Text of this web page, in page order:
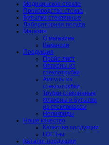
Медицинское стекло
Производство стекла
Бутылки стеклянные
Лабораторная посуда
Магазин
О магазине
Вакансии
Продукция
Прайс-лист
Флаконы из
стеклотрубки
Ампулы из
стеклотрубки
Трубки стеклянные
Флаконы и бутылки
из стекломассы
Неликвиды
Наше качество
Качество продукции
ГОСТ-ы
Каталог продукции